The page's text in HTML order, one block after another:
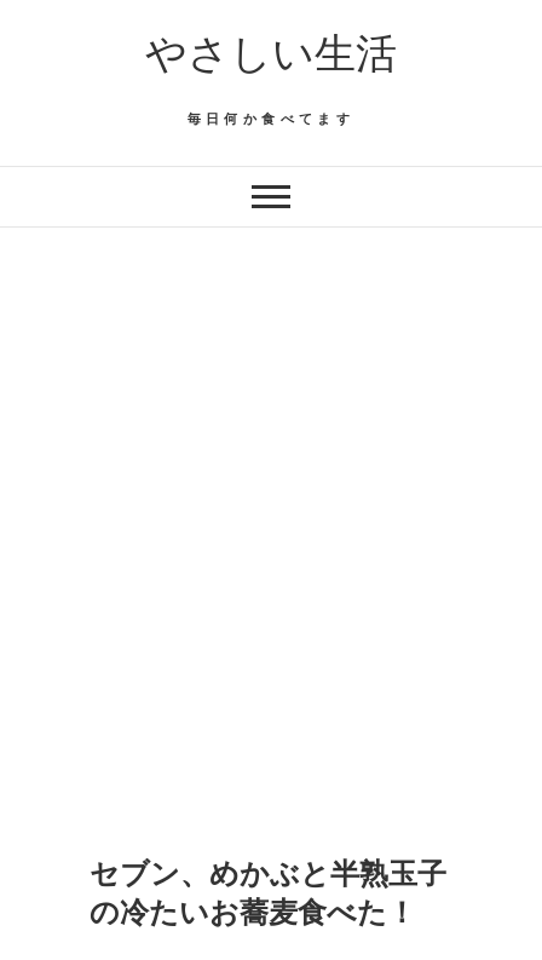
やさしい生活
毎日何か食べてます
セブン、めかぶと半熟玉子
の冷たいお蕎麦食べた！